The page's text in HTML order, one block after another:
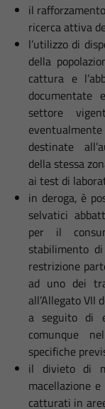
il
ricerca attiva
l’utilizzo di
della
cattura e
settore
destinate
della stessa
ai test di
in deroga, è
selvatici
per il
stabilimento
restrizione
ad uno dei
all’Allegato VII
a seguito di
comunque
specifiche
il divieto di
macellazione
catturati in